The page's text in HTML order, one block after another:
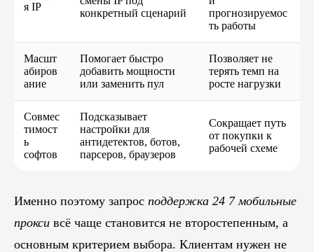
я IP
конкретный сценарий
прогнозируемос
ть работы
Масшт
абиров
ание
Помогает быстро
добавить мощности
или заменить пул
Позволяет не
терять темп на
росте нагрузки
Совмес
тимост
ь
софтов
Подсказывает
настройки для
антидетектов, ботов,
парсеров, браузеров
Сокращает путь
от покупки к
рабочей схеме
Именно поэтому запрос поддержка 24 7 мобильные
прокси всё чаще становится не второстепенным, а
основным критерием выбора. Клиентам нужен не